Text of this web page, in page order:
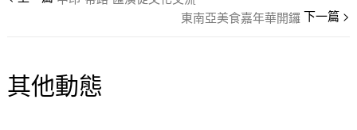
東南亞美食嘉年華開鑼
其他動態